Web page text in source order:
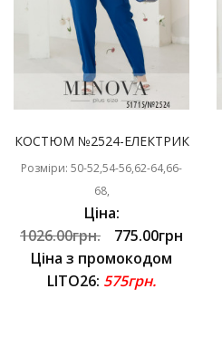
КОСТЮМ №2524-ЕЛЕКТРИК
Розміри: 50-52,54-56,62-64,66-
68,
Ціна:
1026.00грн.
775.00грн
Ціна з промокодом
LITO26: 575грн.